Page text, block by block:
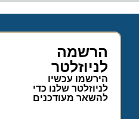
הרשמה
לניוזלטר
הירשמו עכשיו
לניוזלטר שלנו כדי
להשאר מעודכנים